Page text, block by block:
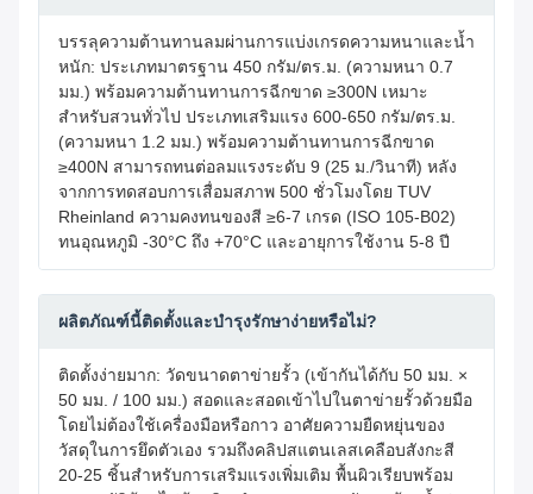
บรรลุความต้านทานลมผ่านการแบ่งเกรดความหนาและน้ำ
หนัก: ประเภทมาตรฐาน 450 กรัม/ตร.ม. (ความหนา 0.7
มม.) พร้อมความต้านทานการฉีกขาด ≥300N เหมาะ
สำหรับสวนทั่วไป ประเภทเสริมแรง 600-650 กรัม/ตร.ม.
(ความหนา 1.2 มม.) พร้อมความต้านทานการฉีกขาด
≥400N สามารถทนต่อลมแรงระดับ 9 (25 ม./วินาที) หลัง
จากการทดสอบการเสื่อมสภาพ 500 ชั่วโมงโดย TUV
Rheinland ความคงทนของสี ≥6-7 เกรด (ISO 105-B02)
ทนอุณหภูมิ -30°C ถึง +70°C และอายุการใช้งาน 5-8 ปี
ผลิตภัณฑ์นี้ติดตั้งและบำรุงรักษาง่ายหรือไม่?
ติดตั้งง่ายมาก: วัดขนาดตาข่ายรั้ว (เข้ากันได้กับ 50 มม. ×
50 มม. / 100 มม.) สอดและสอดเข้าไปในตาข่ายรั้วด้วยมือ
โดยไม่ต้องใช้เครื่องมือหรือกาว อาศัยความยืดหยุ่นของ
วัสดุในการยึดตัวเอง รวมถึงคลิปสแตนเลสเคลือบสังกะสี
20-25 ชิ้นสำหรับการเสริมแรงเพิ่มเติม พื้นผิวเรียบพร้อม